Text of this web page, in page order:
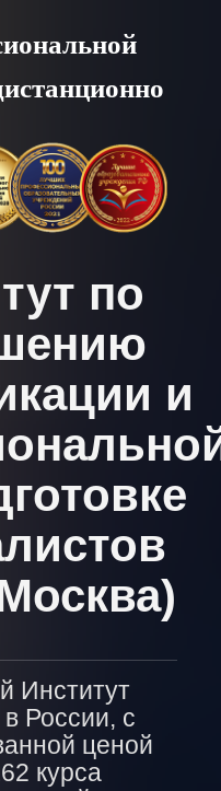
по
и
Институт
в России, с
ценой
курса